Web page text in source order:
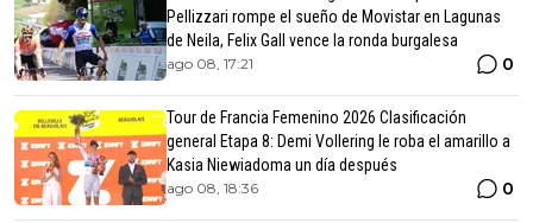
Pellizzari rompe el sueño de Movistar en Lagunas
de Neila, Felix Gall vence la ronda burgalesa
ago 08, 17:21 0
Tour de Francia Femenino 2026 Clasificación
general Etapa 8: Demi Vollering le roba el amarillo a
Kasia Niewiadoma un día después
ago 08, 18:36 0